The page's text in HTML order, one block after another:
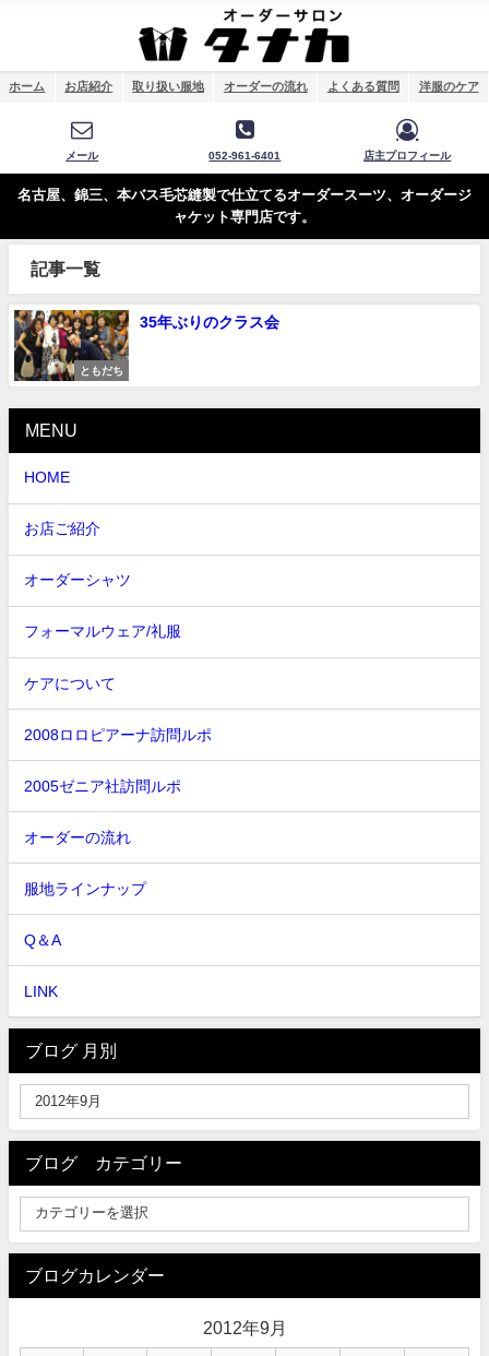
ホーム お店紹介 取り扱い服地 オーダーの流れ よくある質問 洋服のケア
メール 052-961-6401 店主プロフィール
名古屋、錦三、本バス毛芯縫製で仕立てるオーダースーツ、オーダージ
ャケット専門店です。
記事一覧
ともだち
35年ぶりのクラス会
MENU
HOME
お店ご紹介
オーダーシャツ
フォーマルウェア/礼服
ケアについて
2008ロロピアーナ訪問ルポ
2005ゼニア社訪問ルポ
オーダーの流れ
服地ラインナップ
Q＆A
LINK
ブログ 月別
ブログ カテゴリー
ブログカレンダー
2012年9月